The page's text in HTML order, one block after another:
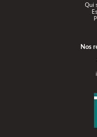
Qui
Nos